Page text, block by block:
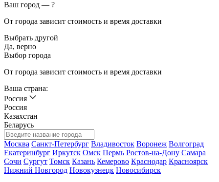
Ваш город — ?
От города зависит стоимость и время доставки
Выбрать другой
Да, верно
Выбор города
От города зависит стоимость и время доставки
Ваша страна:
Россия
Россия
Казахстан
Беларусь
Москва Санкт-Петербург Владивосток Воронеж Волгоград
Екатеринбург Иркутск Омск Пермь Ростов-на-Дону Самара
Сочи Сургут Томск Казань Кемерово Краснодар Красноярск
Нижний Новгород Новокузнецк Новосибирск